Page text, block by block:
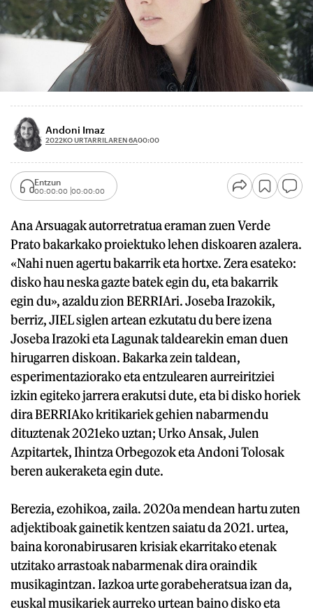
Andoni Imaz
2022KO URTARRILAREN 6A00:00
Entzun
00:00:00 00:00:00
Ana Arsuagak autorretratua eraman zuen Verde
Prato bakarkako proiektuko lehen diskoaren azalera.
«Nahi nuen agertu bakarrik eta hortxe. Zera esateko:
disko hau neska gazte batek egin du, eta bakarrik
egin du», azaldu zion BERRIAri. Joseba Irazokik,
berriz, JIEL siglen artean ezkutatu du bere izena
Joseba Irazoki eta Lagunak taldearekin eman duen
hirugarren diskoan. Bakarka zein taldean,
esperimentaziorako eta entzulearen aurreiritziei
izkin egiteko jarrera erakutsi dute, eta bi disko horiek
dira BERRIAko kritikariek gehien nabarmendu
dituztenak 2021eko uztan; Urko Ansak, Julen
Azpitartek, Ihintza Orbegozok eta Andoni Tolosak
beren aukeraketa egin dute.
Berezia, ezohikoa, zaila. 2020a mendean hartu zuten
adjektiboak gainetik kentzen saiatu da 2021. urtea,
baina koronabirusaren krisiak ekarritako etenak
utzitako arrastoak nabarmenak dira oraindik
musikagintzan. Iazkoa urte gorabeheratsua izan da,
euskal musikariek aurreko urtean baino disko eta